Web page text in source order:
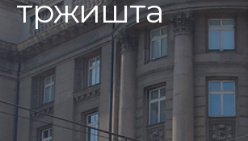
тржишта